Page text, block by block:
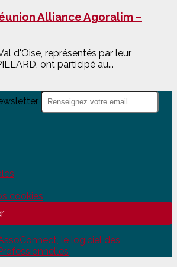
Alliance Agoralim –
d'Oise, représentés par leur
ont participé au...
cookies
le logiciel des